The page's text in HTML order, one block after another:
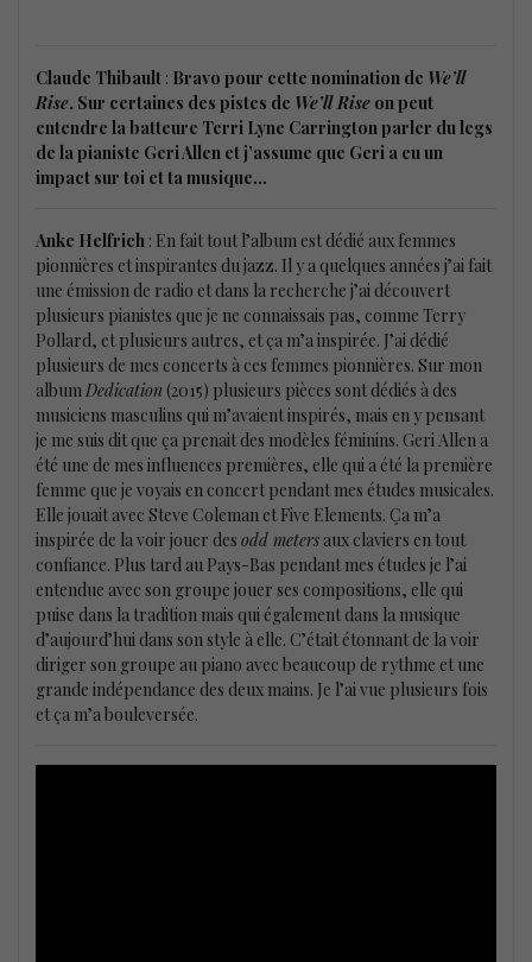
Claude Thibault : Bravo pour cette nomination de We’ll
Rise. Sur certaines des pistes de We’ll Rise on peut
entendre la batteure Terri Lyne Carrington parler du legs
de la pianiste Geri Allen et j’assume que Geri a eu un
impact sur toi et ta musique…
Anke Helfrich : En fait tout l’album est dédié aux femmes
pionnières et inspirantes du jazz. Il y a quelques années j’ai fait
une émission de radio et dans la recherche j’ai découvert
plusieurs pianistes que je ne connaissais pas, comme Terry
Pollard, et plusieurs autres, et ça m’a inspirée. J’ai dédié
plusieurs de mes concerts à ces femmes pionnières. Sur mon
album Dedication (2015) plusieurs pièces sont dédiés à des
musiciens masculins qui m’avaient inspirés, mais en y pensant
je me suis dit que ça prenait des modèles féminins. Geri Allen a
été une de mes influences premières, elle qui a été la première
femme que je voyais en concert pendant mes études musicales.
Elle jouait avec Steve Coleman et Five Elements. Ça m’a
inspirée de la voir jouer des odd meters aux claviers en tout
confiance. Plus tard au Pays-Bas pendant mes études je l’ai
entendue avec son groupe jouer ses compositions, elle qui
puise dans la tradition mais qui également dans la musique
d’aujourd’hui dans son style à elle. C’était étonnant de la voir
diriger son groupe au piano avec beaucoup de rythme et une
grande indépendance des deux mains. Je l’ai vue plusieurs fois
et ça m’a bouleversée.